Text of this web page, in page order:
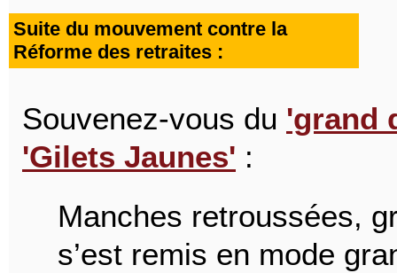
Suite du mouvement contre la
Réforme des retraites :
Souvenez-vous du 'grand
'Gilets Jaunes' :
Manches retroussées,
s’est remis en mode